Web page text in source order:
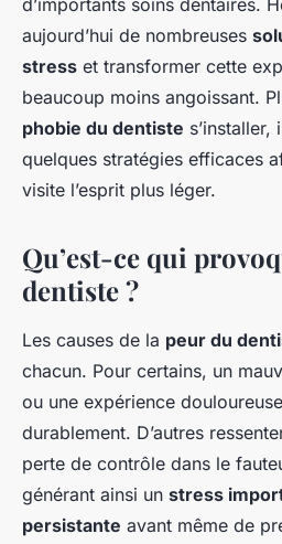
d’importants soins dentaires.
aujourd’hui de nombreuses
stress et transformer cette
beaucoup moins angoissant.
phobie du dentiste
quelques stratégies efficaces
visite l’esprit plus léger.
Qu’est-ce qui
dentiste ?
Les causes de la peur du
chacun. Pour certains, un
ou une expérience
durablement. D’autres
perte de contrôle dans le
générant ainsi un stress
persistante avant même de